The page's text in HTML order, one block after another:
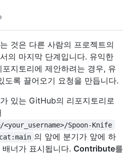
것은 다른 사람의 프로젝트의
의 마지막 단계입니다. 유익한
지토리에 제안하려는 경우, 유
도록 끌어오기 요청을 만듭니다.
있는 GitHub의 리포지토리로
Spoon-Knife
의 앞에 분기가 앞에 하
너가 표시됩니다. Contribute를